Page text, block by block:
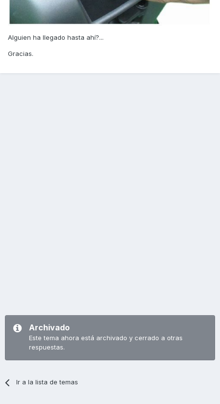
Alguien ha llegado hasta ahí?...
Gracias.
Archivado
Este tema ahora está archivado y cerrado a otras
respuestas.
Ir a la lista de temas